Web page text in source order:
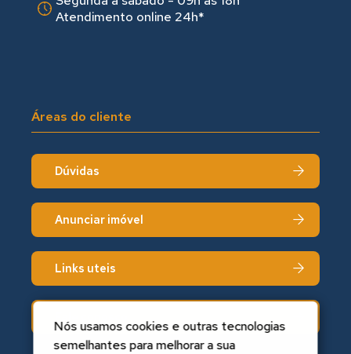
Atendimento online 24h*
Áreas do cliente
Dúvidas
Anunciar imóvel
Links uteis
Nós usamos cookies e outras tecnologias
semelhantes para melhorar a sua